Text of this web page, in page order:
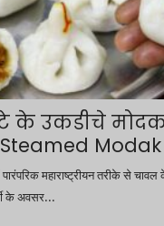
के उकडीचे
Modak
महाराष्ट्रीयन तरीके से चावल
के अवसर...